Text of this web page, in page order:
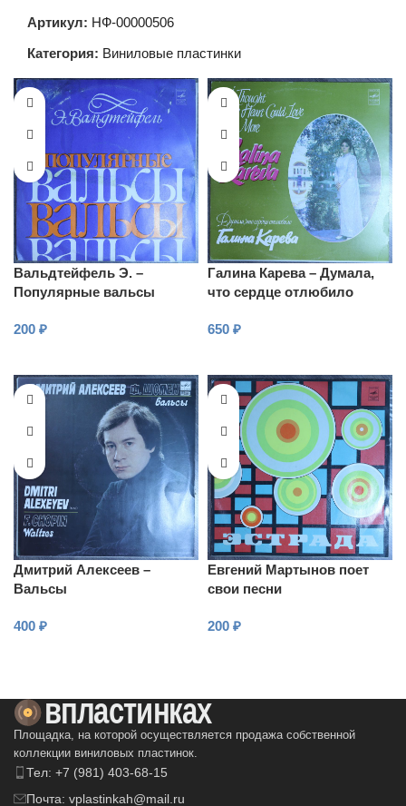
Артикул: НФ-00000506
Категория: Виниловые пластинки
Вальдтейфель Э. –
Популярные вальсы
200 ₽
Галина Карева – Думала,
что сердце отлюбило
650 ₽
Дмитрий Алексеев –
Вальсы
400 ₽
Евгений Мартынов поет
свои песни
200 ₽
Площадка, на которой осуществляется продажа собственной
коллекции виниловых пластинок.
Тел: +7 (981) 403-68-15
Почта: vplastinkah@mail.ru